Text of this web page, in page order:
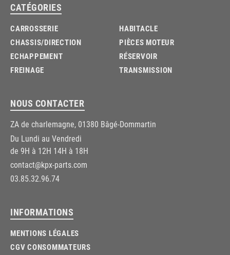
CATÉGORIES
CARROSSERIE
CHASSIS/DIRECTION
ECHAPPEMENT
FREINAGE
HABITACLE
PIÈCES MOTEUR
RÉSERVOIR
TRANSMISSION
NOUS CONTACTER
ZA de charlemagne, 01380 Bâgé-Dommartin
Du Lundi au Vendredi
de 9H à 12H 14H à 18H
contact@kpx-parts.com
03.85.32.96.74
INFORMATIONS
MENTIONS LÉGALES
CGV CONSOMMATEURS